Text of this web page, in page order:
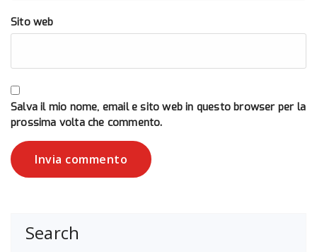
Sito web
Salva il mio nome, email e sito web in questo browser per la
prossima volta che commento.
Search